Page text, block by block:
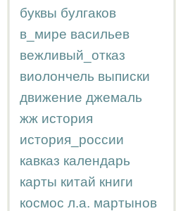
буквы булгаков
в_мире васильев
вежливый_отказ
виолончель выписки
движение джемаль
жж история
история_россии
кавказ календарь
карты китай книги
космос л.а. мартынов